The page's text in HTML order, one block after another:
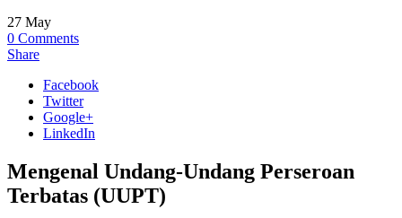
27 May
0 Comments
Share
Facebook
Twitter
Google+
LinkedIn
Mengenal Undang-Undang Perseroan
Terbatas (UUPT)